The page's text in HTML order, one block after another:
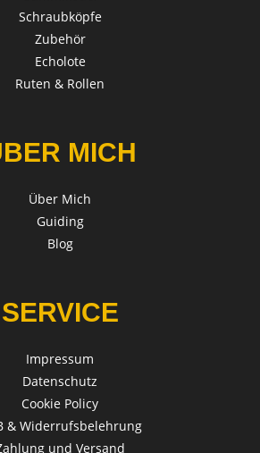
Schraubköpfe
Zubehör
Echolote
Ruten & Rollen
MICH
Über Mich
Guiding
Blog
SERVICE
Impressum
Datenschutz
Cookie Policy
& Widerrufsbelehrung
und Versand